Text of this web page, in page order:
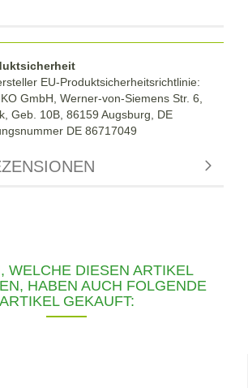
EU-Produktsicherheitsrichtlinie:
GmbH, Werner-von-Siemens Str. 6,
Geb. 10B, 86159 Augsburg, DE
DE 86717049
WELCHE DIESEN ARTIKEL
HABEN AUCH FOLGENDE
ARTIKEL GEKAUFT: